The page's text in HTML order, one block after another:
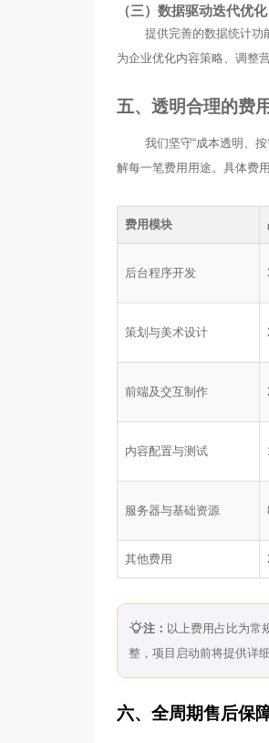
（三）数据驱动迭代优化
提供完善的数据统计功
为企业优化内容策略、调整
五、透明合理的费
我们坚守“成本透明、
解每一笔费用用途。具体费
费用模块
后台程序开发
策划与美术设计
前端及交互制作
内容配置与测试
服务器与基础资源
其他费用
注： 以上费用占比为常
整，项目启动前将提供详
六、全周期售后保